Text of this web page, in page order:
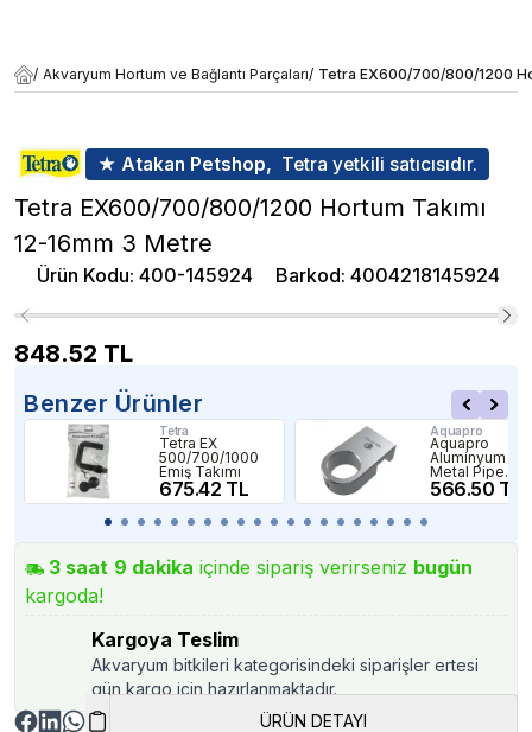
/ Akvaryum Hortum ve Bağlantı Parçaları/ Tetra EX600/700/800/1200
★ Atakan Petshop, Tetra yetkili satıcısıdır.
Tetra EX600/700/800/1200 Hortum Takımı
12-16mm 3 Metre
Ürün Kodu: 400-145924 Barkod: 4004218145924
848.52 TL
Benzer Ürünler
Tetra
Tetra EX
500/700/1000
Emiş Takımı
675.42 TL
Aquapro
Aquapro
Aluminyum
Metal Pipe
Holder S 12-
16mm Hortum
566.50 TL
3 saat 9 dakika içinde sipariş verirseniz bugün
kargoda!
Kargoya Teslim
Akvaryum bitkileri kategorisindeki siparişler ertesi
gün kargo için hazırlanmaktadır.
ÜRÜN DETAYI